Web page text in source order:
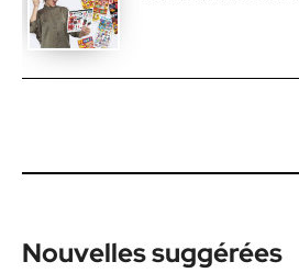
Nouvelles suggérées